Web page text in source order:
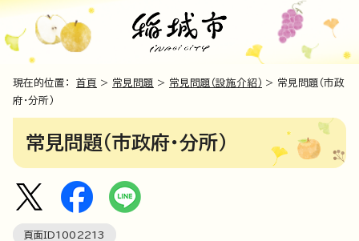
現在的位置： 首頁 > 常見問題 > 常見問題（設施介紹） > 常見問題（市政
府・分所）
常見問題（市政府・分所）
頁面ID1002213